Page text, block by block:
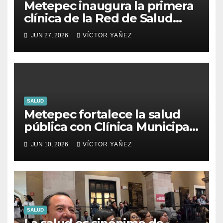
Metepec inaugura la primera
clínica de la Red de Salud
Familias Felices
JUN 27, 2026 VÍCTOR YAÑEZ
SALUD
Metepec fortalece la salud
pública con Clínica Municipal
y entrega gratuita de 220
medicamentos
JUN 10, 2026 VÍCTOR YAÑEZ
SALUD